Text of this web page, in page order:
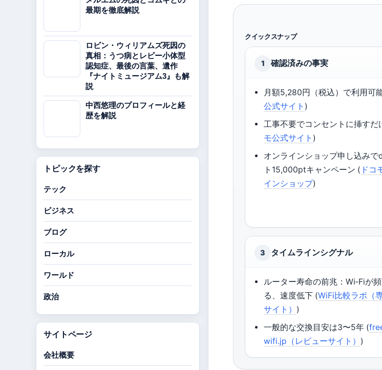
クイックスナップ
1 確認済みの事実
月額5,280円（税込）で利用可
公式サイト )
工事不要でコンセントに挿すだ
モ公式サイト )
オンラインショップ申し込みで
ト15,000ptキャンペーン ( ドコ
インショップ)
3 タイムラインシグナル
ルーター寿命の前兆：Wi‑Fiが
る、速度低下 (WiFi比較ラボ（
サイト） )
一般的な交換目安は3〜5年 (
wifi.jp（レビューサイト） )
最期を徹底解説
ロビン・ウィリアムズ死因の
真相：うつ病とレビー小体型
認知症、最後の言葉、遺作
『ナイトミュージアム3』も解
説
中西悠理のプロフィールと経
歴を解説
トピックを探す
テック
ビジネス
ブログ
ローカル
ワールド
政治
サイトページ
会社概要